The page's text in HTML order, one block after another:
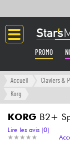
PROMO
Langue
Amplis &
Accueil Claviers &
Korg
KORG B2+
★ ★ ★ ★ ★
★ ★ ★ ★ ★
Lire les avis (0)